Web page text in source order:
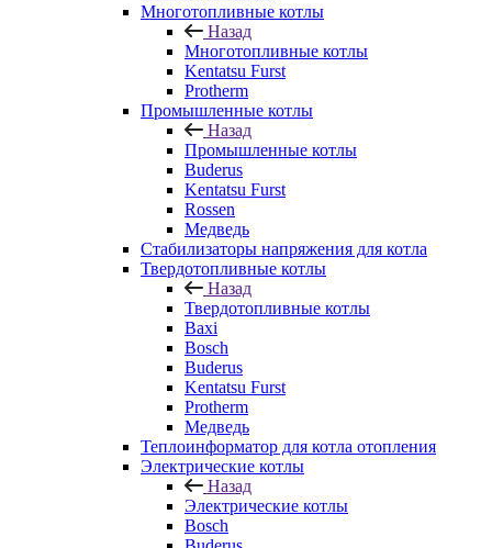
Многотопливные котлы
Назад
Многотопливные котлы
Kentatsu Furst
Protherm
Промышленные котлы
Назад
Промышленные котлы
Buderus
Kentatsu Furst
Rossen
Медведь
Стабилизаторы напряжения для котла
Твердотопливные котлы
Назад
Твердотопливные котлы
Baxi
Bosch
Buderus
Kentatsu Furst
Protherm
Медведь
Теплоинформатор для котла отопления
Электрические котлы
Назад
Электрические котлы
Bosch